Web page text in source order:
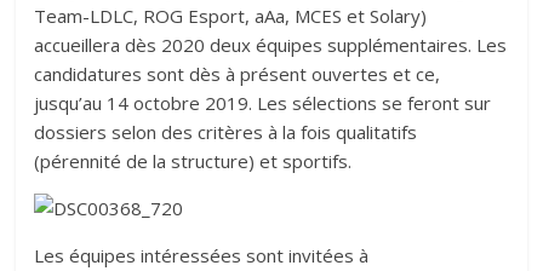
Team-LDLC, ROG Esport, aAa, MCES et Solary)
accueillera dès 2020 deux équipes supplémentaires. Les
candidatures sont dès à présent ouvertes et ce,
jusqu’au 14 octobre 2019. Les sélections se feront sur
dossiers selon des critères à la fois qualitatifs
(pérennité de la structure) et sportifs.
Les équipes intéressées sont invitées à